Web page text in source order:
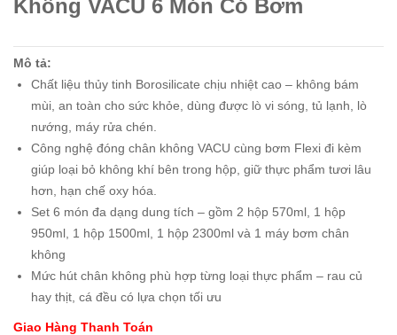
Không VACU 6 Món Có Bơm
Mô tả:
Chất liệu thủy tinh Borosilicate chịu nhiệt cao – không bám
mùi, an toàn cho sức khỏe, dùng được lò vi sóng, tủ lạnh, lò
nướng, máy rửa chén.
Công nghệ đóng chân không VACU cùng bơm Flexi đi kèm
giúp loại bỏ không khí bên trong hộp, giữ thực phẩm tươi lâu
hơn, hạn chế oxy hóa.
Set 6 món đa dạng dung tích – gồm 2 hộp 570ml, 1 hộp
950ml, 1 hộp 1500ml, 1 hộp 2300ml và 1 máy bơm chân
không
Mức hút chân không phù hợp từng loại thực phẩm – rau củ
hay thịt, cá đều có lựa chọn tối ưu
Giao Hàng Thanh Toán